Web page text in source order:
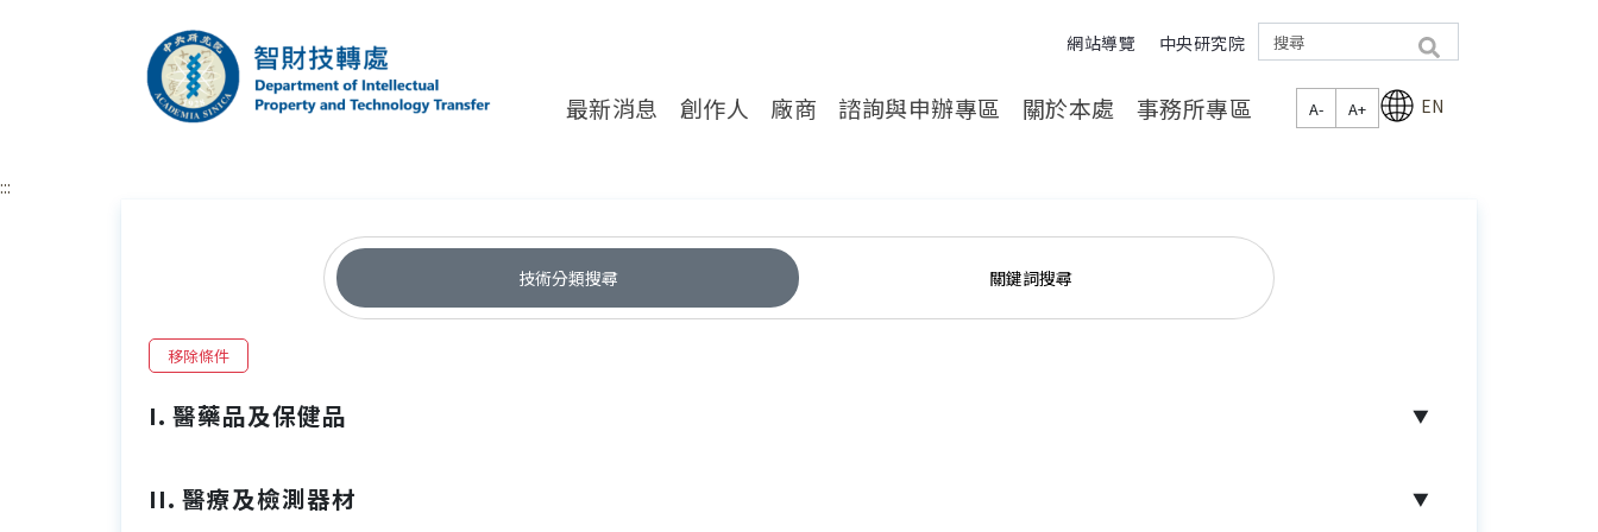
中央研究院智財技轉處對外服務網
網站導覽 中央研究院 search
最新消息 創作人 廠商 諮詢與申辦專區 關於本處 事務所專區 A- A+ EN
:::
技術分類搜尋 關鍵詞搜尋
移除條件
I. 醫藥品及保健品 ▼
II. 醫療及檢測器材 ▼